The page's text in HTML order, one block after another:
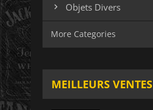
 Objets Divers
More Categories
MEILLEURS VENTES